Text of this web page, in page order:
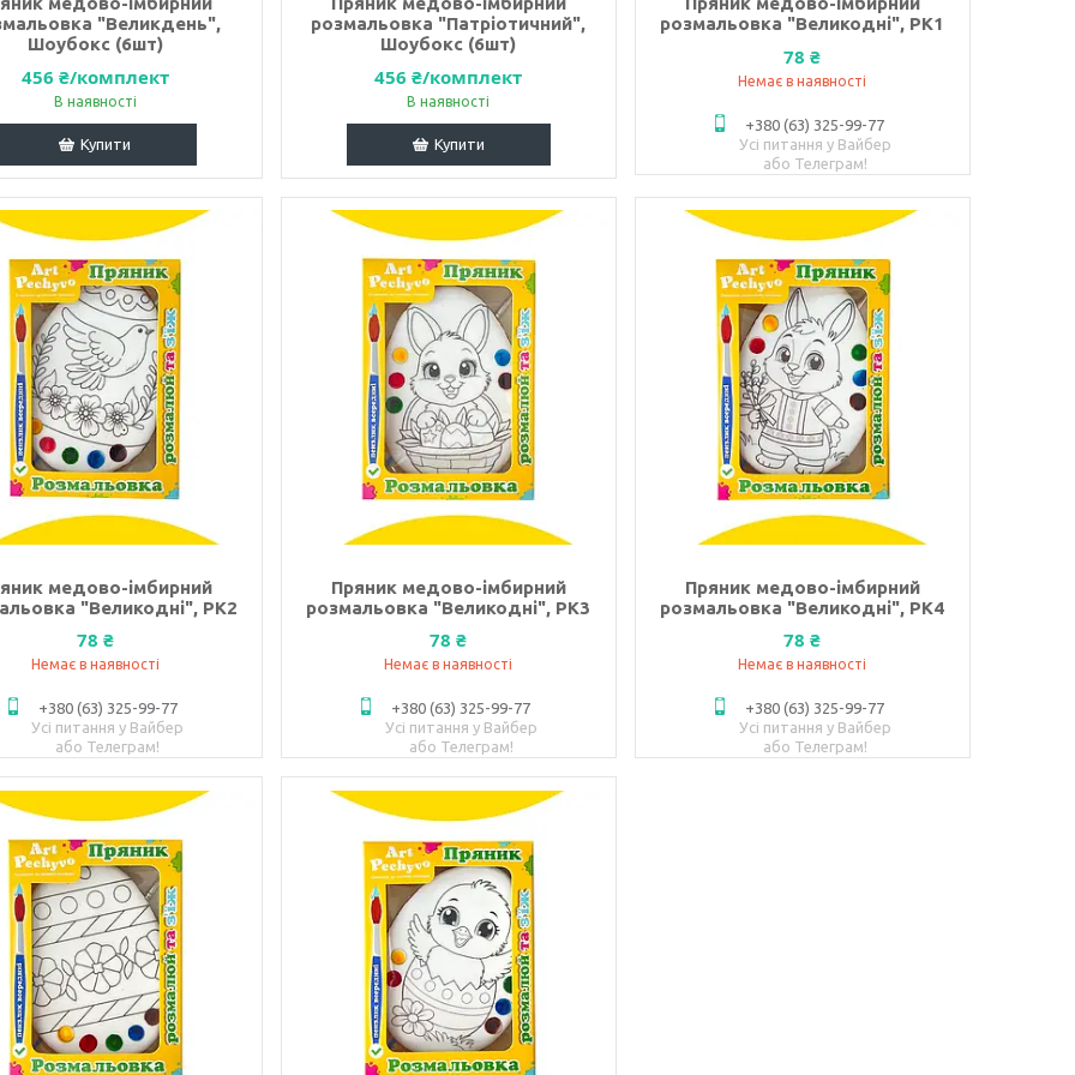
"Великдень",
Шоубокс (6шт)
456 ₴/комплект
В наявності
Купити
розмальовка "Патріотичний",
Шоубокс (6шт)
456 ₴/комплект
В наявності
Купити
розмальовка "Великодні", РК1
78 ₴
Немає в наявності
+380 (63) 325-99-77
Усі питання у Вайбер
або Телеграм!
медово-імбирний
"Великодні", РК2
78 ₴
Немає в наявності
+380 (63) 325-99-77
Усі питання у Вайбер
або Телеграм!
Пряник медово-імбирний
розмальовка "Великодні", РК3
78 ₴
Немає в наявності
+380 (63) 325-99-77
Усі питання у Вайбер
або Телеграм!
Пряник медово-імбирний
розмальовка "Великодні", РК4
78 ₴
Немає в наявності
+380 (63) 325-99-77
Усі питання у Вайбер
або Телеграм!